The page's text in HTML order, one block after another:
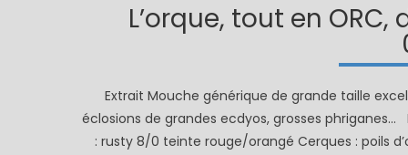
L’orque, tout en
Extrait Mouche générique de grande taille
éclosions de grandes ecdyos, grosses phriganes…
: rusty 8/0 teinte rouge/orangé Cerques : poils